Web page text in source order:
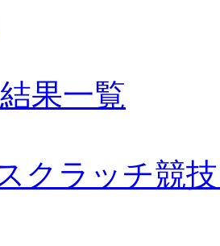
果一覧
クラッチ競